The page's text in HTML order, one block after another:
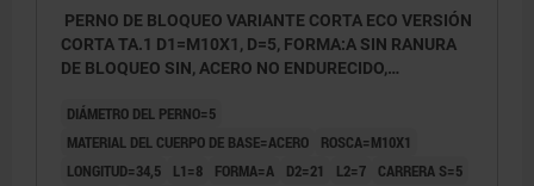
PERNO DE BLOQUEO VARIANTE CORTA ECO VERSIÓN
CORTA TA.1 D1=M10X1, D=5, FORMA:A SIN RANURA
DE BLOQUEO SIN, ACERO NO ENDURECIDO,
DIÁMETRO DEL PERNO=5
MATERIAL DEL CUERPO DE BASE=ACERO
ROSCA=M10X1
LONGITUD=34,5
L1=8 FORMA=A D2=21 L2=7
CARRERA S=5